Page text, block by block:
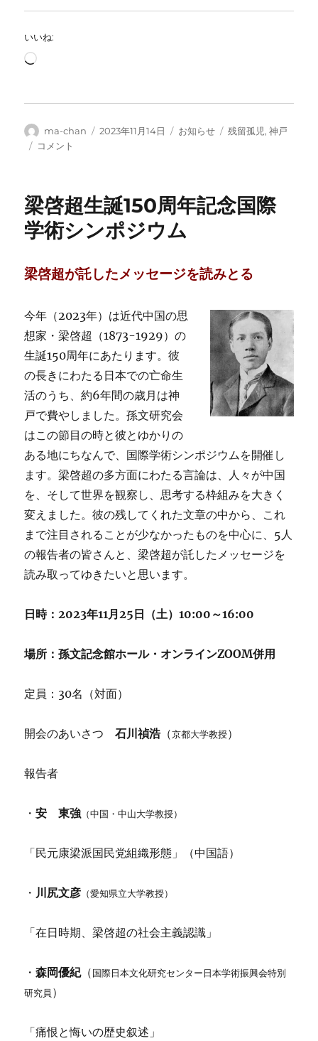
いいね:
読
中…
投
稿
ma-chan
投
2023年11月14日
カ
お知らせ
タ
残留孤児,神戸
学
会
「中
国
日
人
二
世
の
人
生
が
問
か
け
る
と」
に
コメント
梁啓超生誕150周年記念国際
学術シンポジウム
梁啓超が託したメッセージを読みとる
今年（2023年）は近代中国の思
想家・梁啓超（1873-1929）の
生誕150周年にあたります。彼
の長きにわたる日本での亡命生
活のうち、約6年間の歳月は神
戸で費やしました。孫文研究会
はこの節目の時と彼とゆかりの
ある地にちなんで、国際学術シンポジウムを開催し
ます。梁啓超の多方面にわたる言論は、人々が中国
を、そして世界を観察し、思考する枠組みを大きく
変えました。彼の残してくれた文章の中から、これ
まで注目されることが少なかったものを中心に、5人
の報告者の皆さんと、梁啓超が託したメッセージを
読み取ってゆきたいと思います。
日時：2023年11月25日（土）10:00～16:00
場所：孫文記念館ホール・オンラインZOOM併用
定員：30名（対面）
開会のあいさつ石川禎浩（京都大学教授）
報告者
・安 東強 （中国・中山大学教授）
「民元康梁派国民党組織形態」（中国語）
・ 川尻文彦 （愛知県立大学教授）
「在日時期、梁啓超の社会主義認識」
・森岡優紀（国際日本文化研究センター日本学術振興会特別
研究員 ）
「痛恨と悔いの歴史叙述」